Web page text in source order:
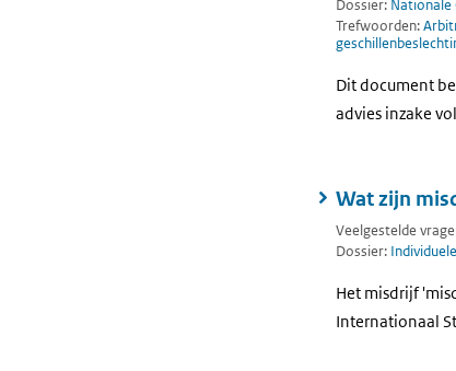
Dossier: Nationale
Trefwoorden:
Dit document
advies inzake
Wat zijn
Veelgestelde
Dossier:
Het misdrijf
Internationaal